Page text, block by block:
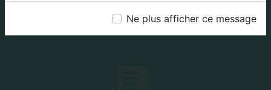
Ne plus afficher ce message
Téléphone
04 90 72 45 49